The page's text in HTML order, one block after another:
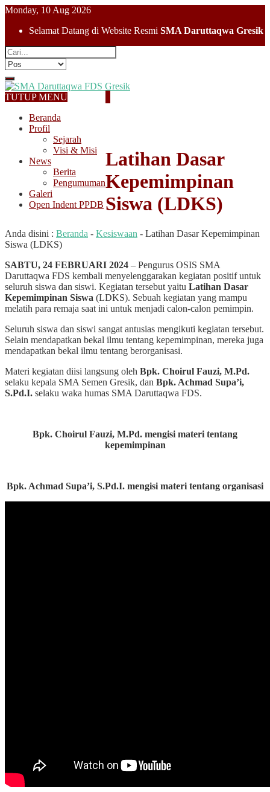
Monday, 10 Aug 2026
Selamat Datang di Website Resmi SMA Daruttaqwa Gresik
TUTUP MENU
Beranda
Profil
Sejarah
Visi & Misi
News
Berita
Pengumuman
Galeri
Open Indent PPDB
Latihan Dasar
Kepemimpinan
Siswa (LDKS)
Anda disini : Beranda - Kesiswaan - Latihan Dasar Kepemimpinan
Siswa (LDKS)
SABTU, 24 FEBRUARI 2024 – Pengurus OSIS SMA
Daruttaqwa FDS kembali menyelenggarakan kegiatan positif untuk
seluruh siswa dan siswi. Kegiatan tersebut yaitu Latihan Dasar
Kepemimpinan Siswa (LDKS). Sebuah kegiatan yang mampu
melatih para remaja saat ini untuk menjadi calon-calon pemimpin.
Seluruh siswa dan siswi sangat antusias mengikuti kegiatan tersebut.
Selain mendapatkan bekal ilmu tentang kepemimpinan, mereka juga
mendapatkan bekal ilmu tentang berorganisasi.
Materi kegiatan diisi langsung oleh Bpk. Choirul Fauzi, M.Pd.
selaku kepala SMA Semen Gresik, dan Bpk. Achmad Supa’i,
S.Pd.I. selaku waka humas SMA Daruttaqwa FDS.
Bpk. Choirul Fauzi, M.Pd. mengisi materi tentang
kepemimpinan
Bpk. Achmad Supa’i, S.Pd.I. mengisi materi tentang organisasi